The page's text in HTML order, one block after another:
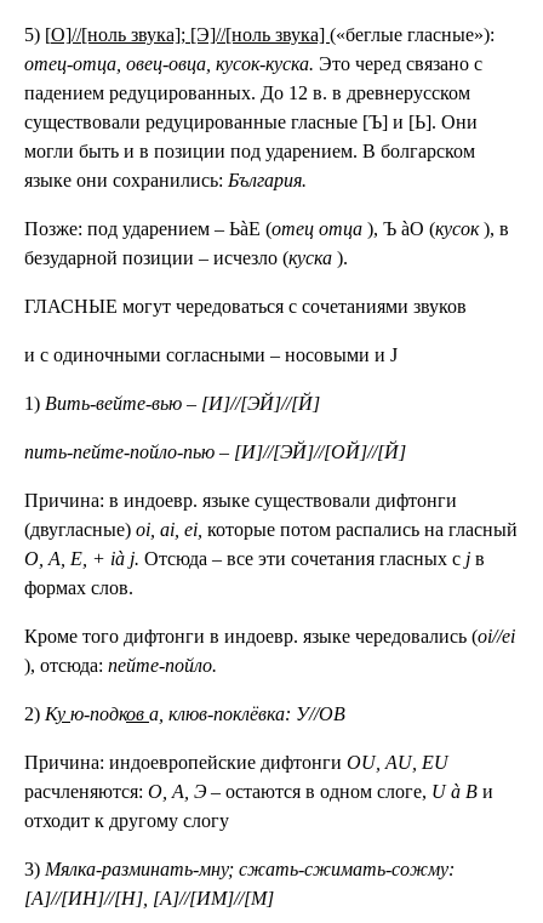
5) [О]//[ноль звука]; [Э]//[ноль звука] («беглые гласные»):
отец-отца, овец-овца, кусок-куска. Это черед связано с
падением редуцированных. До 12 в. в древнерусском
существовали редуцированные гласные [Ъ] и [Ь]. Они
могли быть и в позиции под ударением. В болгарском
языке они сохранились: България.
Позже: под ударением – ЬàЕ (отец отца ), Ъ àО (кусок), в
безударной позиции – исчезло (куска ).
ГЛАСНЫЕ могут чередоваться с сочетаниями звуков
и с одиночными согласными – носовыми и J
1) Вить-вейте-вью – [И]//[ЭЙ]//[Й]
пить-пейте-пойло-пью – [И]//[ЭЙ]//[ОЙ]//[Й]
Причина: в индоевр. языке существовали дифтонги
(двугласные) oi, ai, ei, которые потом распались на гласный
О, А, Е, + ià j. Отсюда – все эти сочетания гласных с j в
формах слов.
Кроме того дифтонги в индоевр. языке чередовались (oi//ei
), отсюда: пейте-пойло.
2) Ку ю-подков а, клюв-поклёвка: У//ОВ
Причина: индоевропейские дифтонги OU, AU, EU
расчленяются: О, А, Э – остаются в одном слоге, U à В и
отходит к другому слогу
3) Мялка-разминать-мну; сжать-сжимать-сожму:
[А]//[ИН]//[Н], [А]//[ИМ]//[М]